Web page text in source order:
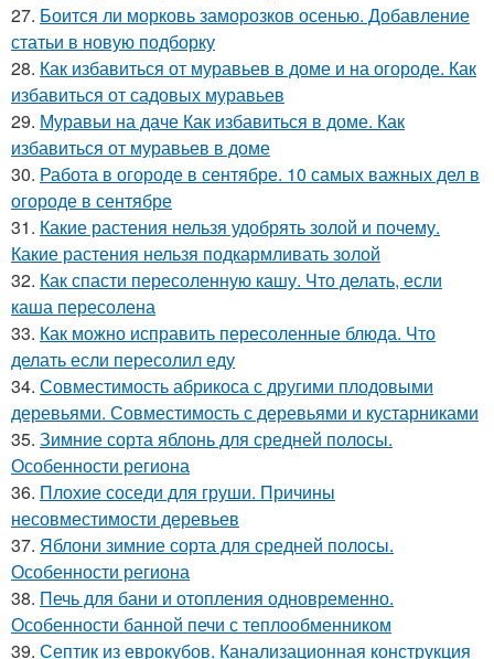
27. Боится ли морковь заморозков осенью. Добавление
статьи в новую подборку
28. Как избавиться от муравьев в доме и на огороде. Как
избавиться от садовых муравьев
29. Муравьи на даче Как избавиться в доме. Как
избавиться от муравьев в доме
30. Работа в огороде в сентябре. 10 самых важных дел в
огороде в сентябре
31. Какие растения нельзя удобрять золой и почему.
Какие растения нельзя подкармливать золой
32. Как спасти пересоленную кашу. Что делать, если
каша пересолена
33. Как можно исправить пересоленные блюда. Что
делать если пересолил еду
34. Совместимость абрикоса с другими плодовыми
деревьями. Совместимость с деревьями и кустарниками
35. Зимние сорта яблонь для средней полосы.
Особенности региона
36. Плохие соседи для груши. Причины
несовместимости деревьев
37. Яблони зимние сорта для средней полосы.
Особенности региона
38. Печь для бани и отопления одновременно.
Особенности банной печи с теплообменником
39. Септик из еврокубов. Канализационная конструкция